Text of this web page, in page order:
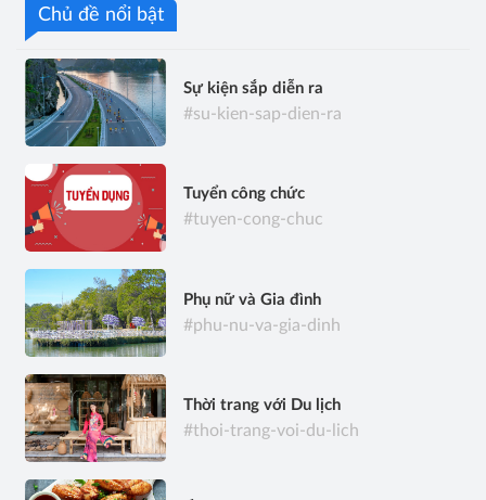
Chủ đề nổi bật
Sự kiện sắp diễn ra
#su-kien-sap-dien-ra
Tuyển công chức
#tuyen-cong-chuc
Phụ nữ và Gia đình
#phu-nu-va-gia-dinh
Thời trang với Du lịch
#thoi-trang-voi-du-lich